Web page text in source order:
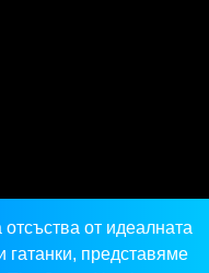
от идеалната
гатанки, представяме